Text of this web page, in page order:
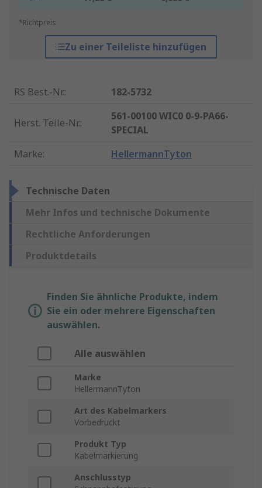
*Richtpreis
Zu einer Teileliste hinzufügen
RS Best.-Nr.: 182-5732
Herst. Teile-Nr.:
561-00100 WIC0 0-9-PA66-
SPECIAL
Marke: HellermannTyton
Technische Daten
Mehr Infos und technische Dokumente
Rechtliche Anforderungen
Produktdetails
Finden Sie ähnliche Produkte, indem
Sie ein oder mehrere Eigenschaften
auswählen.
Alle auswählen
Marke
HellermannTyton
Art des Kabelmarkers
Vorbedruckt
Produkt Typ
Kabelmarkierung
Anschlusstyp